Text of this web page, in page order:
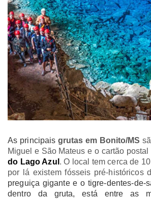
As principaisgrutas em Bonito/MS
Miguel e São Mateus e o cartão
do Lago Azul . O local tem cerca de
por lá existem fósseis pré-históricos
preguiça gigante e o tigre-dentes-de-
dentro da gruta, está entre as